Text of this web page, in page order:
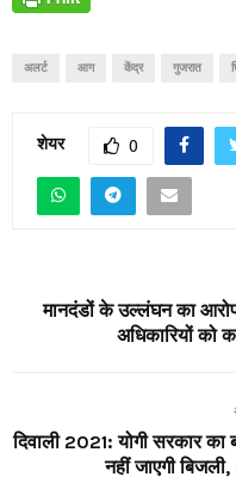
अलर्ट आग केंद्र गुजरात
शेयर 0
मानदंडों के उल्लंघन का
अधिकारियों को
दिवाली 2021: योगी सरकार
नहीं जाएगी